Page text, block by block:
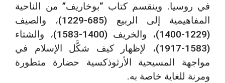
في روسيا. وينقسم كتاب “بوخاريف” من الناحية
المفاهيمية إلى الربيع (685-1229)، والصيف
(1229-1400)، والخريف (1400-1583)، والشتاء
(1583-1917)، لإظهار كيف شكَّل الإسلام في
مواجهة المسيحية الأرثوذكسية حضارة متطورة
ومرنة للغاية خاصة به.